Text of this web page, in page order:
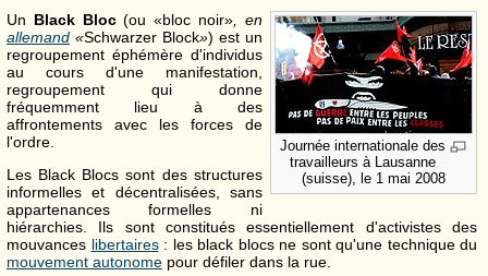
Journée internationale des
travailleurs à Lausanne
(suisse), le 1 mai 2008
Un Black Bloc(ou «bloc noir» , en
allemand «Schwarzer Block») est un
regroupement éphémère d'individus
au cours d'une manifestation,
regroupement qui donne
fréquemment lieu à des
affrontements avec les forces de
l'ordre.
Les Black Blocs sont des structures
informelles et décentralisées, sans
appartenances formelles ni
hiérarchies. Ils sont constitués essentiellement d'activistes des
mouvances libertaires: les black blocs ne sont qu'une technique du
mouvement autonome pour défiler dans la rue.